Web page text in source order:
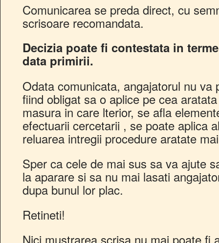
Comunicarea se preda direct, cu
scrisoare recomandata.
Decizia poate fi contestata in
data primirii.
Odata comunicata, angajatorul nu va
fiind obligat sa o aplice pe cea
masura in care lterior, se afla
efectuarii cercetarii , se poate aplica
reluarea intregii procedure aratate
Sper ca cele de mai sus sa va ajute
la aparare si sa nu mai lasati
dupa bunul lor plac.
Retineti!
Nici mustrarea scrisa nu mai poate fi